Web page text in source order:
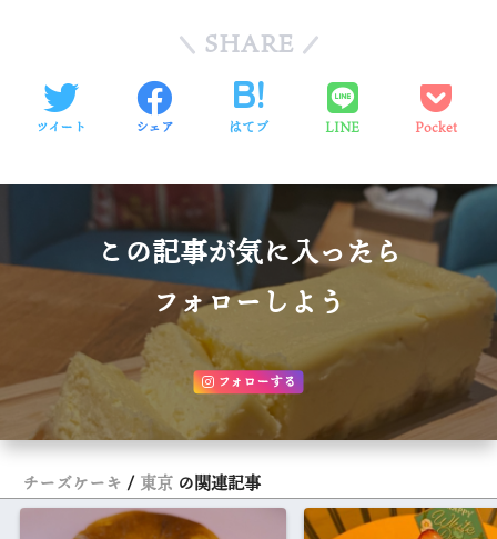
SHARE
ツイート シェア はてブ LINE Pocket
この記事が気に入ったら
フォローしよう
フォローする
チーズケーキ 東京 の関連記事